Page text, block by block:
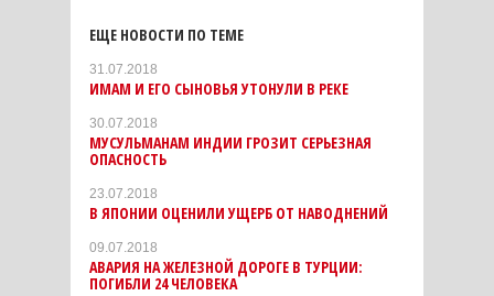
ЕЩЕ НОВОСТИ ПО ТЕМЕ
31.07.2018
ИМАМ И ЕГО СЫНОВЬЯ УТОНУЛИ В РЕКЕ
30.07.2018
МУСУЛЬМАНАМ ИНДИИ ГРОЗИТ СЕРЬЕЗНАЯ
ОПАСНОСТЬ
23.07.2018
В ЯПОНИИ ОЦЕНИЛИ УЩЕРБ ОТ НАВОДНЕНИЙ
09.07.2018
АВАРИЯ НА ЖЕЛЕЗНОЙ ДОРОГЕ В ТУРЦИИ:
ПОГИБЛИ 24 ЧЕЛОВЕКА